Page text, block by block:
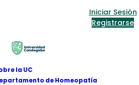
Iniciar Sesión
Registrarse
la UC
de Homeopatía